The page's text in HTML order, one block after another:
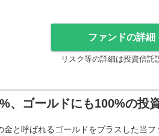
ファンドの詳細
リスク等の詳細は投資信託
、ゴールドにも100%の投
と呼ばれるゴールドをプラスした当フ